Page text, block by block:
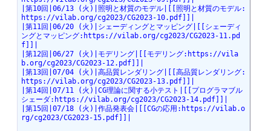
|第10回|06/13 (火)|照明と材質のモデル|[[照明と材質のモデル:
https://vilab.org/cg2023/CG2023-10.pdf]]|
|第11回|06/20 (火)|シェーディングとマッピング|[[シェーディ
ングとマッピング:https://vilab.org/cg2023/CG2023-11.pd
f]]|
|第12回|06/27 (火)|モデリング|[[モデリング:https://vila
b.org/cg2023/CG2023-12.pdf]]|
|第13回|07/04 (火)|高品質レンダリング|[[高品質レンダリング:
https://vilab.org/cg2023/CG2023-13.pdf]]|
|第14回|07/11 (火)|CG理論に関する小テスト|[[プログラマブル
シェーダ:https://vilab.org/cg2023/CG2023-14.pdf]]|
|第15回|07/18 (火)|作品発表会|[[CGの応用:https://vilab.o
rg/cg2023/CG2023-15.pdf]]|